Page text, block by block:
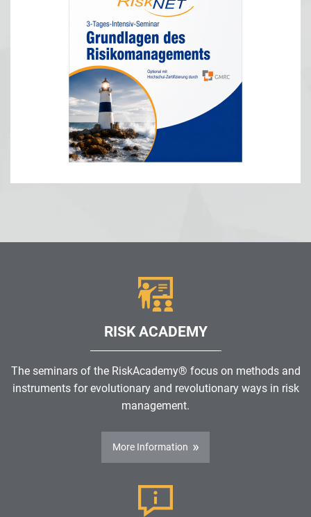
RISK ACADEMY
The seminars of the RiskAcademy® focus on methods and
instruments for evolutionary and revolutionary ways in risk
management.
More Information